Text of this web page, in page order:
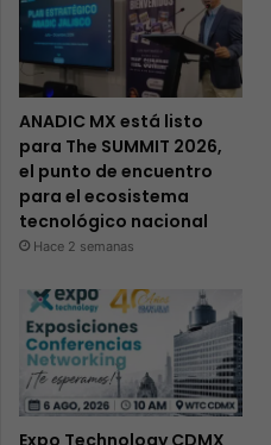
ANADIC MX está listo
para The SUMMIT 2026,
el punto de encuentro
para el ecosistema
tecnológico nacional
Hace 2 semanas
Expo Technology CDMX